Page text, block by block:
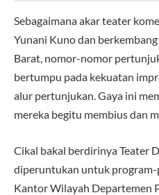
Sebagaimana akar teater
Yunani Kuno dan
Barat, nomor-nomor
bertumpu pada kekuatan
alur pertunjukan. Gaya ini
mereka begitu membius dan
Cikal bakal berdirinya Teater
diperuntukan untuk
Kantor Wilayah Departemen